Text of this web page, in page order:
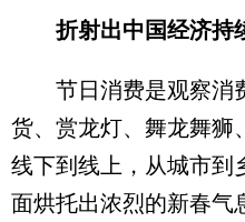
折射出中国经济持
节日消费是观察消
货、赏龙灯、舞龙舞
线下到线上，从城市到
面烘托出浓烈的新春气